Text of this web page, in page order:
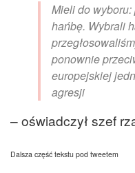
Mieli do wyboru:
hańbę. Wybrali
ponownie
europejskiej
agresji
– oświadczył szef
Dalsza część tekstu pod tweetem